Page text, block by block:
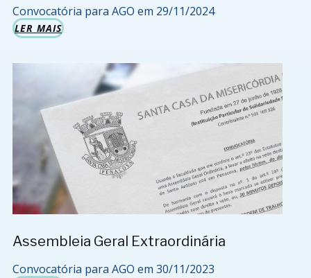
Convocatória para AGO em 29/11/2024
LER MAIS
Assembleia Geral Extraordinária
Convocatória para AGO em 30/11/2023